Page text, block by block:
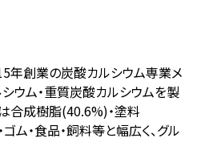
年創業の炭酸カルシウム専業メ
ウム・重質炭酸カルシウムを製
合成樹脂(40.6%)・塗料
ム・食品・飼料等と幅広く、グル